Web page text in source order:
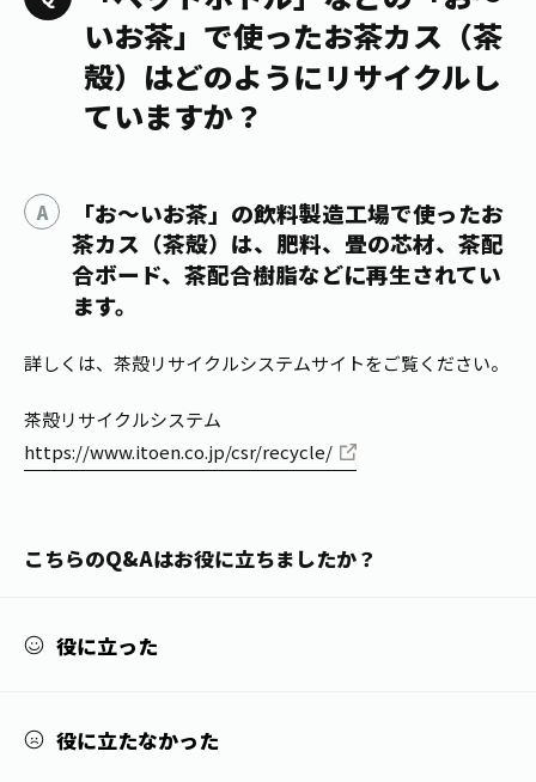
お〜いお茶
健康ミネラルむぎ茶
TULLY'S COFFEE
商品情報
ブランドから探す
カテゴリーから探す
キーワードから探す
お茶を知る・楽しむ
お茶を楽しむ
動画ギャラリー
レシピ集
お茶を知る
お茶百科
ウェルネスフォーラム
体験・イベント
体験・イベント
工場見学
お茶の複合型博物館
新俳句大賞
Green Tea for Good
店舗・通販
店舗・通販
伊藤園の店舗トップ
茶寮伊藤園
店舗検索
通信販売トップ
THE ITOEN
Crazy Jasmine
お客様相談室
企業情報 GLOBAL
いお茶」で使ったお茶カス（茶
殻）はどのようにリサイクルし
ていますか？
「お～いお茶」の飲料製造工場で使ったお
茶カス（茶殻）は、肥料、畳の芯材、茶配
合ボード、茶配合樹脂などに再生されてい
ます。
詳しくは、茶殻リサイクルシステムサイトをご覧ください。
茶殻リサイクルシステム
https://www.itoen.co.jp/csr/recycle/
こちらのQ&Aはお役に立ちましたか？
役に立った
役に立たなかった